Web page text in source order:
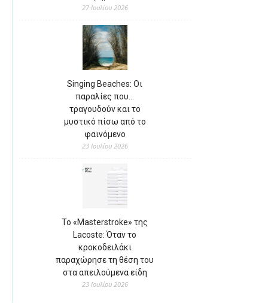
27 Ιουλίου 2026
Singing Beaches: Οι
παραλίες που…
τραγουδούν και το
μυστικό πίσω από το
φαινόμενο
23 Ιουλίου 2026
Το «Masterstroke» της
Lacoste: Όταν το
κροκοδειλάκι
παραχώρησε τη θέση του
στα απειλούμενα είδη
23 Ιουλίου 2026